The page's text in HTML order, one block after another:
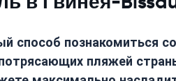
способ познакомиться
пляжей